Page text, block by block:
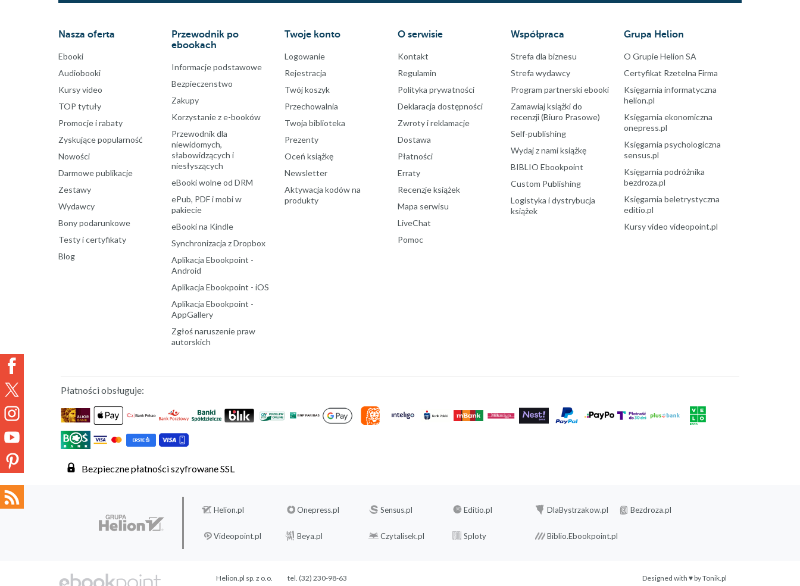
Nasza oferta
Ebooki
Audiobooki
Kursy video
TOP tytuły
Promocje i rabaty
Zyskujące popularność
Nowości
Darmowe publikacje
Zestawy
Wydawcy
Bony podarunkowe
Testy i certyfikaty
Blog
Przewodnik po
ebookach
Informacje podstawowe
Bezpieczenstwo
Zakupy
Korzystanie z e-booków
Przewodnik dla
niewidomych,
słabowidzących i
niesłyszących
eBooki wolne od DRM
ePub, PDF i mobi w
pakiecie
eBooki na Kindle
Synchronizacja z Dropbox
Aplikacja Ebookpoint -
Android
Aplikacja Ebookpoint - iOS
Aplikacja Ebookpoint -
AppGallery
Zgłoś naruszenie praw
autorskich
Twoje konto
Logowanie
Rejestracja
Twój koszyk
Przechowalnia
Twoja biblioteka
Prezenty
Oceń książkę
Newsletter
Aktywacja kodów na
produkty
O serwisie
Kontakt
Regulamin
Polityka prywatności
Deklaracja dostępności
Zwroty i reklamacje
Dostawa
Płatności
Erraty
Recenzje książek
Mapa serwisu
LiveChat
Pomoc
Współpraca
Strefa dla biznesu
Strefa wydawcy
Program partnerski ebooki
Zamawiaj książki do
recenzji (Biuro Prasowe)
Self-publishing
Wydaj z nami książkę
BIBLIO Ebookpoint
Custom Publishing
Logistyka i dystrybucja
książek
Grupa Helion
O Grupie Helion SA
Certyfikat Rzetelna Firma
Księgarnia informatyczna
helion.pl
Księgarnia ekonomiczna
onepress.pl
Księgarnia psychologiczna
sensus.pl
Księgarnia podróżnika
bezdroza.pl
Księgarnia beletrystyczna
editio.pl
Kursy video videopoint.pl
Płatności obsługuje:
Bezpieczne płatności szyfrowane SSL
Helion.pl Onepress.pl Sensus.pl Editio.pl DlaBystrzakow.pl Bezdroza.pl
Videopoint.pl Beya.pl Czytalisek.pl Sploty Biblio.Ebookpoint.pl
Designed with ♥ byTonik.pl
Helion.pl sp. z o.o.
tel. (32) 230-98-63